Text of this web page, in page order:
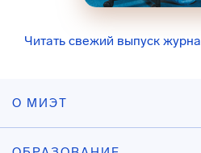
Читать свежий выпуск
О МИЭТ